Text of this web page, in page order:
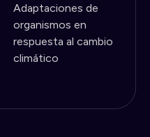
Adaptaciones de
organismos en
respuesta al cambio
climático